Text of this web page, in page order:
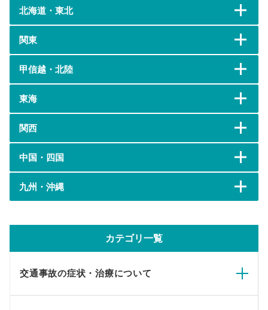
北海道・東北
関東
甲信越・北陸
東海
関西
中国・四国
九州・沖縄
カテゴリ一覧
交通事故の症状・治療について